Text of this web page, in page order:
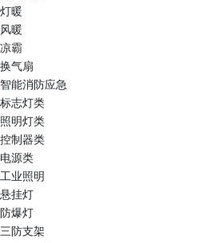
灯暖
风暖
凉霸
换气扇
智能消防应急
标志灯类
照明灯类
控制器类
电源类
工业照明
悬挂灯
防爆灯
三防支架